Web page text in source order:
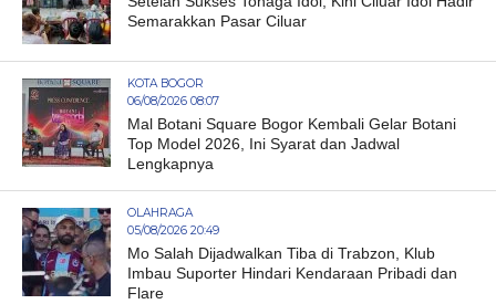
Semarakkan Pasar Ciluar
KOTA BOGOR
06/08/2026 08:07
Mal Botani Square Bogor Kembali Gelar Botani
Top Model 2026, Ini Syarat dan Jadwal
Lengkapnya
OLAHRAGA
05/08/2026 20:49
Mo Salah Dijadwalkan Tiba di Trabzon, Klub
Imbau Suporter Hindari Kendaraan Pribadi dan
Flare